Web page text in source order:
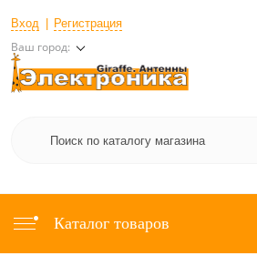
Вход Регистрация
Ваш город:
Каталог товаров